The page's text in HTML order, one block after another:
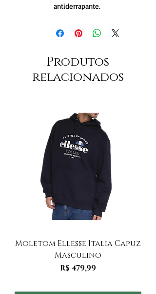
antiderrapante.
Produtos
relacionados
Moletom Ellesse Italia Capuz
Masculino
Preço
R$ 479,99